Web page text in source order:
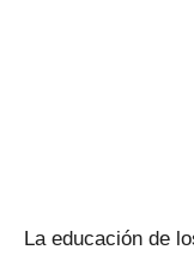
La educación de